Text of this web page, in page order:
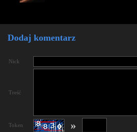
Dodaj komentarz
Nick
Treść
Token »